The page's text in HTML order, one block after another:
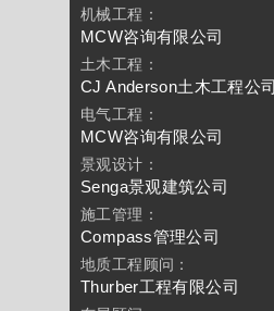
机械工程：
MCW咨询有限公司
土木工程：
CJ Anderson土木工程公司
电气工程：
MCW咨询有限公司
景观设计：
Senga景观建筑公司
施工管理：
Compass管理公司
地质工程顾问：
Thurber工程有限公司